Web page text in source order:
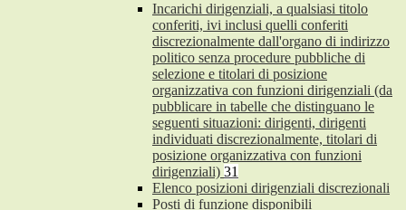
Incarichi dirigenziali, a qualsiasi titolo
conferiti, ivi inclusi quelli conferiti
discrezionalmente dall'organo di indirizzo
politico senza procedure pubbliche di
selezione e titolari di posizione
organizzativa con funzioni dirigenziali (da
pubblicare in tabelle che distinguano le
seguenti situazioni: dirigenti, dirigenti
individuati discrezionalmente, titolari di
posizione organizzativa con funzioni
dirigenziali) 31
Elenco posizioni dirigenziali discrezionali
Posti di funzione disponibili